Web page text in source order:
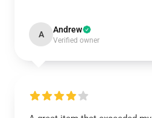
A Andrew
Verified owner